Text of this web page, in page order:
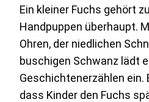
Ein kleiner Fuchs gehört
Handpuppen überhaupt.
Ohren, der niedlichen
buschigen Schwanz lädt
Geschichtenerzählen
dass Kinder den Fuchs